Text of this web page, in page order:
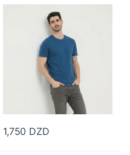
Les options peuvent être
1,750 DZD
Ce produit a plusieurs